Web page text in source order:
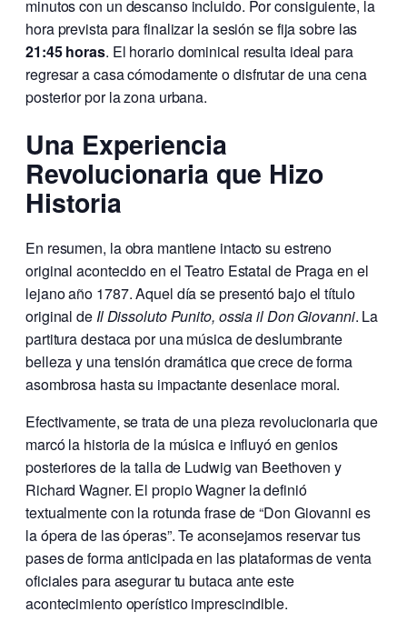
minutos con un descanso incluido. Por consiguiente, la
hora prevista para finalizar la sesión se fija sobre las
21:45 horas. El horario dominical resulta ideal para
regresar a casa cómodamente o disfrutar de una cena
posterior por la zona urbana.
Una Experiencia
Revolucionaria que Hizo
Historia
En resumen, la obra mantiene intacto su estreno
original acontecido en el Teatro Estatal de Praga en el
lejano año 1787. Aquel día se presentó bajo el título
original de Il Dissoluto Punito, ossia il Don Giovanni. La
partitura destaca por una música de deslumbrante
belleza y una tensión dramática que crece de forma
asombrosa hasta su impactante desenlace moral.
Efectivamente, se trata de una pieza revolucionaria que
marcó la historia de la música e influyó en genios
posteriores de la talla de Ludwig van Beethoven y
Richard Wagner. El propio Wagner la definió
textualmente con la rotunda frase de “Don Giovanni es
la ópera de las óperas”. Te aconsejamos reservar tus
pases de forma anticipada en las plataformas de venta
oficiales para asegurar tu butaca ante este
acontecimiento operístico imprescindible.